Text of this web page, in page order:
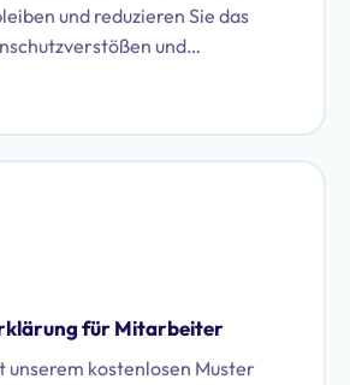
und reduzieren Sie das
und
für Mitarbeiter
unserem kostenlosen Muster